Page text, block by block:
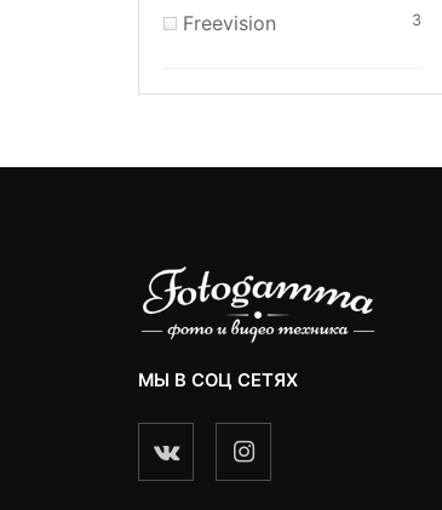
Freevision 3
МЫ В СОЦ СЕТЯХ